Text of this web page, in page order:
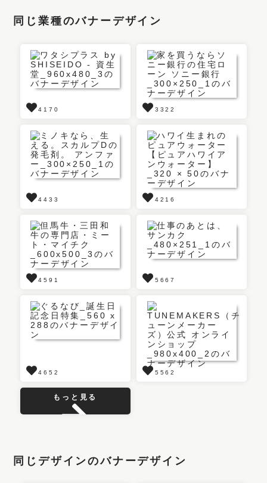
同じ業種のバナーデザイン
4170 3322
4433 4216
4591 5667
4652 5562
もっと見る
同じデザインのバナーデザイン